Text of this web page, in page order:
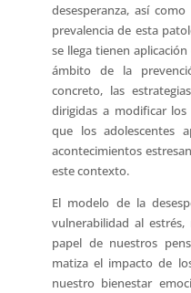
desesperanza, así
prevalencia de esta
se llega tienen
ámbito de la
concreto, las
dirigidas a modificar
que los adolescentes
acontecimientos
este contexto.
El modelo de la
vulnerabilidad al
papel de nuestros
matiza el impacto de
nuestro bienestar